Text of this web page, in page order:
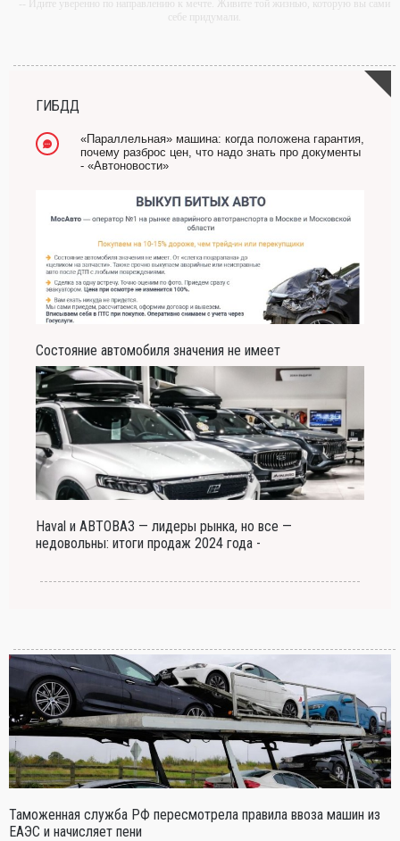
-- Идите уверенно по направлению к мечте. Живите той жизнью, которую вы сами
себе придумали.
-- Лучшее, что можно сделать с хорошим советом, это пропустить его мимо ушей.
Он никогда не бывает полезен никому, кроме того, кто его дал.
ГИБДД
«Параллельная» машина: когда положена гарантия,
почему разброс цен, что надо знать про документы
- «Автоновости»
Состояние автомобиля значения не имеет
Haval и АВТОВАЗ — лидеры рынка, но все —
недовольны: итоги продаж 2024 года -
Таможенная служба РФ пересмотрела правила ввоза машин из
ЕАЭС и начисляет пени